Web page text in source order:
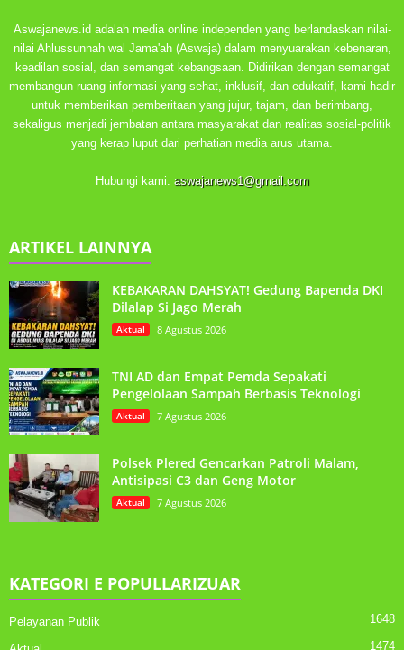
Aswajanews.id adalah media online independen yang berlandaskan nilai-
nilai Ahlussunnah wal Jama'ah (Aswaja) dalam menyuarakan kebenaran,
keadilan sosial, dan semangat kebangsaan. Didirikan dengan semangat
membangun ruang informasi yang sehat, inklusif, dan edukatif, kami hadir
untuk memberikan pemberitaan yang jujur, tajam, dan berimbang,
sekaligus menjadi jembatan antara masyarakat dan realitas sosial-politik
yang kerap luput dari perhatian media arus utama.
Hubungi kami: aswajanews1@gmail.com
ARTIKEL LAINNYA
KEBAKARAN DAHSYAT! Gedung Bapenda DKI
Dilalap Si Jago Merah
Aktual 8 Agustus 2026
TNI AD dan Empat Pemda Sepakati
Pengelolaan Sampah Berbasis Teknologi
Aktual 7 Agustus 2026
Polsek Plered Gencarkan Patroli Malam,
Antisipasi C3 dan Geng Motor
Aktual 7 Agustus 2026
KATEGORI E POPULLARIZUAR
Pelayanan Publik 1648
1474